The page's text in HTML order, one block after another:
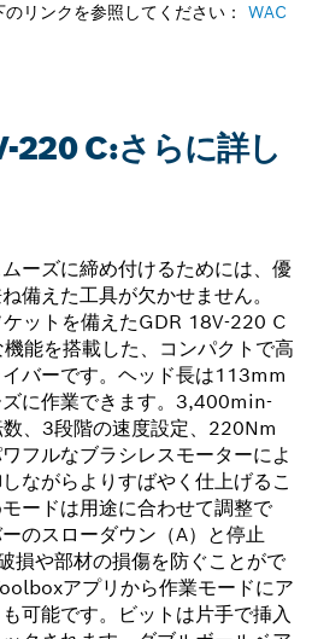
リンクを参照してください： WAC
220 C:さらに詳し
ーズに締め付けるためには、優
備えた工具が欠かせません。
ットを備えたGDR 18V-220 C
能を搭載した、コンパクトで高
バーです。ヘッド長は113mm
に作業できます。3,400min-
、3段階の速度設定、220Nm
フルなブラシレスモーターによ
ながらよりすばやく仕上げるこ
ードは用途に合わせて調整で
のスローダウン（A）と停止
損や部材の損傷を防ぐことがで
アプリから作業モードにア
可能です。ビットは片手で挿入